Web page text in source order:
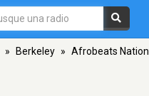
» Berkeley » Afrobeats Nation